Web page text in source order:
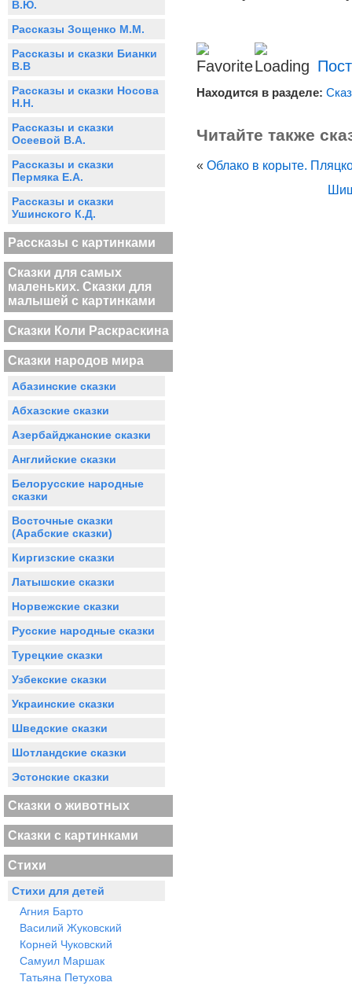
В.Ю.
Рассказы Зощенко М.М.
Рассказы и сказки Бианки
В.В
Рассказы и сказки Носова
Н.Н.
Рассказы и сказки
Осеевой В.А.
Рассказы и сказки
Пермяка Е.А.
Рассказы и сказки
Ушинского К.Д.
Рассказы с картинками
Сказки для самых
маленьких. Сказки для
малышей с картинками
Сказки Коли Раскраскина
Сказки народов мира
Абазинские сказки
Абхазские сказки
Азербайджанские сказки
Английские сказки
Белорусские народные
сказки
Восточные сказки
(Арабские сказки)
Киргизские сказки
Латышские сказки
Норвежские сказки
Русские народные сказки
Турецкие сказки
Узбекские сказки
Украинские сказки
Шведские сказки
Шотландские сказки
Эстонские сказки
Сказки о животных
Сказки с картинками
Стихи
Стихи для детей
Агния Барто
Василий Жуковский
Корней Чуковский
Самуил Маршак
Татьяна Петухова
Находится в разделе:
Читайте также
« Облако в корыте.